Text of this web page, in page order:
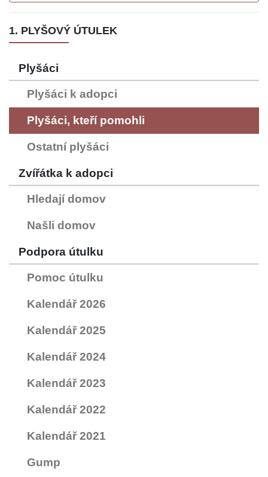
1. PLYŠOVÝ ÚTULEK
Plyšáci
Plyšáci k adopci
Plyšáci, kteří pomohli
Ostatní plyšáci
Zvířátka k adopci
Hledají domov
Našli domov
Podpora útulku
Pomoc útulku
Kalendář 2026
Kalendář 2025
Kalendář 2024
Kalendář 2023
Kalendář 2022
Kalendář 2021
Gump